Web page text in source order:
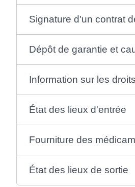
Signature d'un contrat
Dépôt de garantie et
Information sur les
État des lieux d'entrée
Fourniture des
État des lieux de sortie